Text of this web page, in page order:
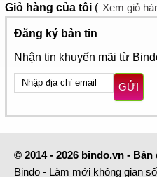
Giỏ hàng của tôi ( Xem giỏ
Đăng ký bản tin
Nhận tin khuyến mãi từ
GỬI
© 2014 - 2026 bindo.vn -
Bindo - Làm mới không gian